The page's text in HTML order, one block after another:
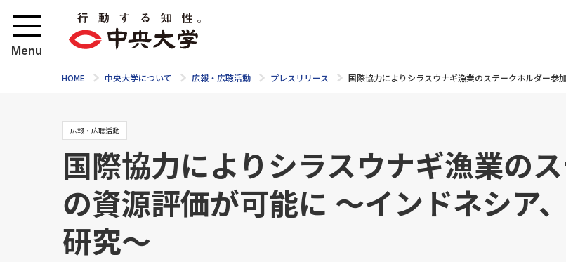
Menu
HOME 中央大学について 広報・広聴活動 プレスリリース 国際協力によりシラスウナギ漁業のステークホルダー参
広報・広聴活動
国際協力によりシラスウナギ漁業の
の資源評価が可能に 〜インドネシア
研究〜